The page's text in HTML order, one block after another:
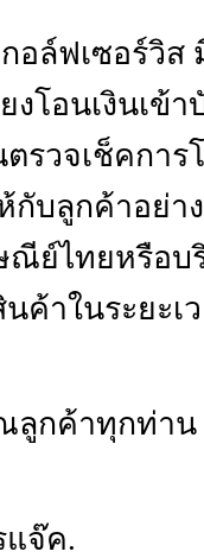
ฟเซอร์วิส
งโอนเงินเ
รวจเช็คการ
บลูกค้าอย่า
ณีย์ไทยหรือ
ค้าในระยะเ
าทุกท่าน ที่
.